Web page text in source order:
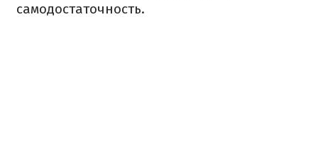
самодостаточность.